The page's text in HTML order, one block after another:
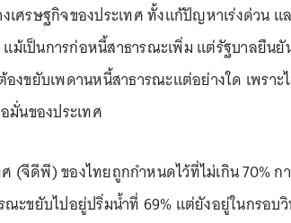
เศรษฐกิจของประเทศ ทั้งแก้ปัญหาเร่งด่วน แ
แม้เป็นการก่อหนี้สาธารณะเพิ่ม แต่รัฐบาลยืนยั
งขยับเพดานหนี้สาธารณะแต่อย่างใด เพราะ
มั่นของประเทศ
จีดีพี) ของไทยถูกกำหนดไว้ที่ไม่เกิน 70% ก
ะขยับไปอยู่ปริ่มน้ำที่ 69% แต่ยังอยู่ในกรอบ